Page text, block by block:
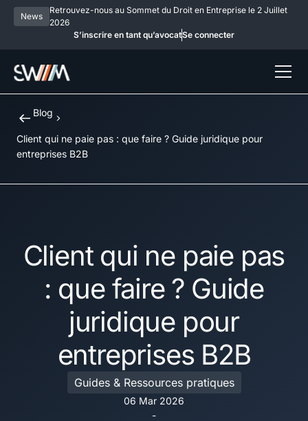
News
Retrouvez-nous au Sommet du Droit en Entreprise le 2 Juillet
2026
S’inscrire en tant qu’avocatSe connecter
Blog
Client qui ne paie pas : que faire ? Guide juridique pour
entreprises B2B
Client qui ne paie pas
: que faire ? Guide
juridique pour
entreprises B2B
Guides & Ressources pratiques
06 Mar 2026
-